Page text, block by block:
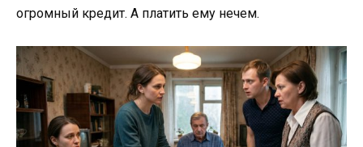
огромный кредит. А платить ему нечем.